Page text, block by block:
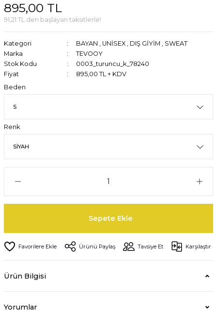
895,00 TL
91,21 TL den başlayan taksitlerle!
Kategori BAYAN , UNİSEX , DIŞ GİYİM , SWEAT
Marka
TEVOOY
Stok Kodu
0003_turuncu_k_78240
Fiyat
895,00 TL + KDV
Beden
Renk
Sepete Ekle
Ürünü Paylaş Tavsiye Et Karşılaştır
Ürün Bilgisi
Yorumlar